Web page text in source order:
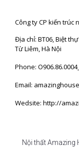
Công ty CP kiến trúc
Địa chỉ: BT06, Biệt
Từ Liêm, Hà Nội
Phone:
Email:
Wedsite: http://
Nội thất Amazing